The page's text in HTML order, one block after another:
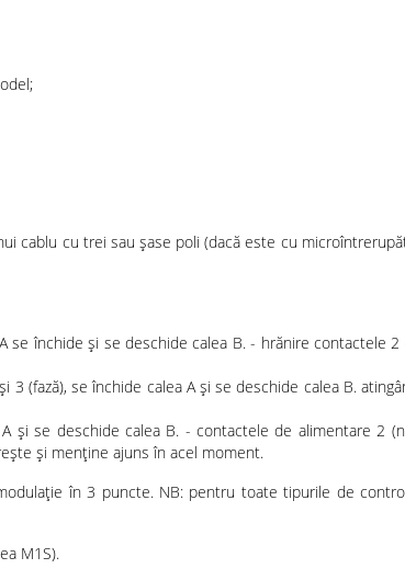
cu trei sau șase poli (dacă este cu
închide și se deschide calea B. - hrănire contactele
se închide calea A și se deschide calea B.
și se deschide calea B. - contactele de alimentare 2
și menține ajuns în acel moment.
în 3 puncte. NB: pentru toate tipurile de
M1S).